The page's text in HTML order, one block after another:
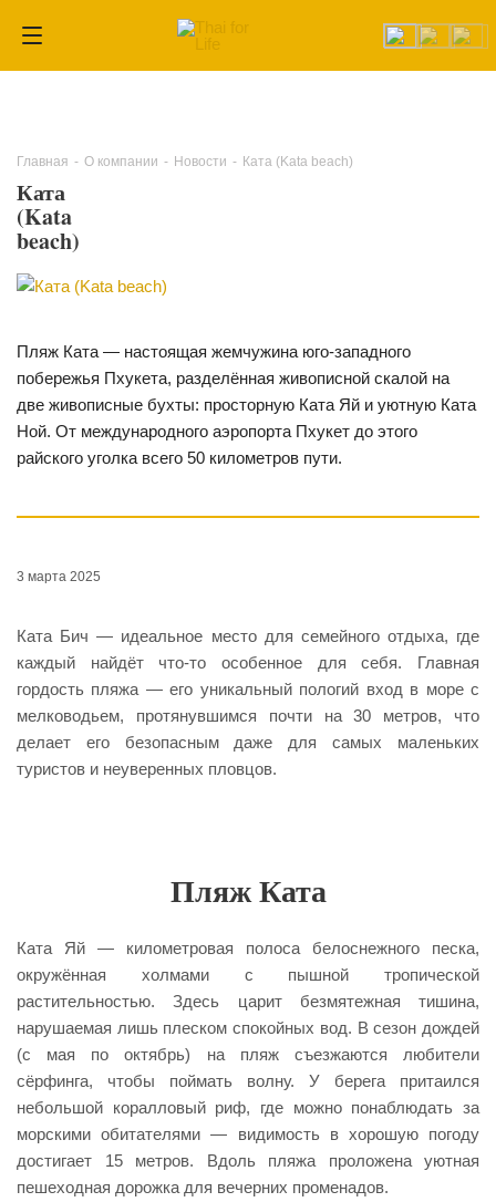
Главная - О компании - Новости - Ката (Kata beach)
Ката
(Kata
beach)
Пляж Ката — настоящая жемчужина юго-западного
побережья Пхукета, разделённая живописной скалой на
две живописные бухты: просторную Ката Яй и уютную Ката
Ной. От международного аэропорта Пхукет до этого
райского уголка всего 50 километров пути.
3 марта 2025
Ката Бич — идеальное место для семейного отдыха, где
каждый найдёт что-то особенное для себя. Главная
гордость пляжа — его уникальный пологий вход в море с
мелководьем, протянувшимся почти на 30 метров, что
делает его безопасным даже для самых маленьких
туристов и неуверенных пловцов.
Пляж Ката
Ката Яй — километровая полоса белоснежного песка,
окружённая холмами с пышной тропической
растительностью. Здесь царит безмятежная тишина,
нарушаемая лишь плеском спокойных вод. В сезон дождей
(с мая по октябрь) на пляж съезжаются любители
сёрфинга, чтобы поймать волну. У берега притаился
небольшой коралловый риф, где можно понаблюдать за
морскими обитателями — видимость в хорошую погоду
достигает 15 метров. Вдоль пляжа проложена уютная
пешеходная дорожка для вечерних променадов.